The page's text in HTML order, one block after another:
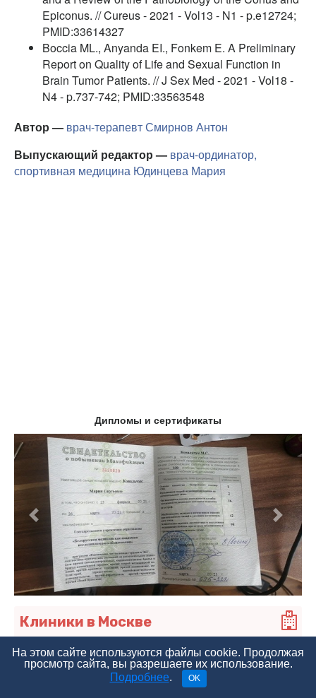
Epiconus. // Cureus - 2021 - Vol13 - N1 - p.e12724;
PMID:33614327
Boccia ML., Anyanda EI., Fonkem E. A Preliminary
Report on Quality of Life and Sexual Function in
Brain Tumor Patients. // J Sex Med - 2021 - Vol18 -
N4 - p.737-742; PMID:33563548
Автор — врач-терапевтСмирнов Антон
Выпускающий редактор — врач-ординатор,
спортивная медицина Юдинцева Мария
Дипломы и сертификаты
Предыдущий
Клиники в Москве
Консультация андролога-эндокринолога
Консультация сексолога
Сеть клиник «МедЦентрСервис»
На этом сайте используются файлы cookie. Продолжая
просмотр сайта, вы разрешаете их использование.
Подробнее. OK